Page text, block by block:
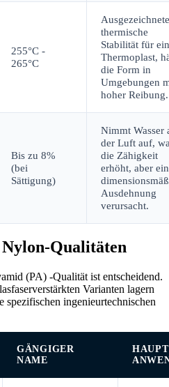
255°C -
265°C
Ausgezeichnete
thermische
Stabilität für
Thermoplast,
die Form in
Umgebungen
hoher Reibung.
Bis zu 8%
(bei
Sättigung)
Nimmt Wasser
der Luft auf,
die Zähigkeit
erhöht, aber
Ausdehnung
verursacht.
Qualitäten
(PA) -Qualität ist entscheidend.
Varianten lagern
ingenieurtechnischen
GÄNGIGER
NAME